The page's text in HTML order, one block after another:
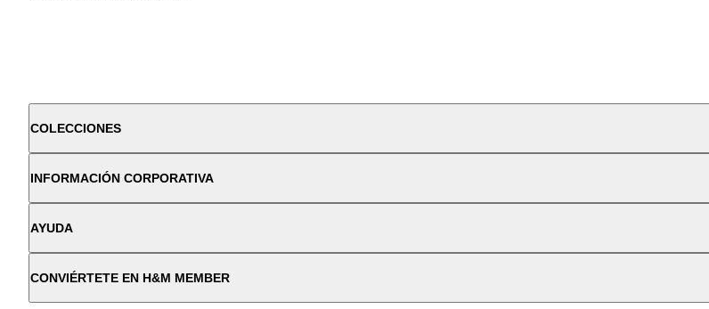
COLECCIONES
INFORMACIÓN CORPORATIVA
AYUDA
CONVIÉRTETE EN H&M MEMBER